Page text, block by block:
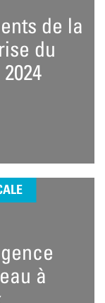
de la
du
à